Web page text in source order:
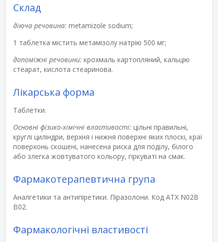
Склад
діюча речовина: metamizole sodium;
1 таблетка містить метамізолу натрію 500 мг;
допоміжні речовини: крохмаль картопляний, кальцію
стеарат, кислота стеаринова.
Лікарська форма
Таблетки.
Основні фізико-хімічні властивості: цільні правильні,
круглі циліндри, верхня і нижня поверхні яких плоскі, краї
поверхонь скошені, нанесена риска для поділу, білого
або злегка жовтуватого кольору, гіркуваті на смак.
Фармакотерапевтична група
Аналгетики та антипіретики. Піразолони. Код АТХ N02В
В02.
Фармакологічні властивості